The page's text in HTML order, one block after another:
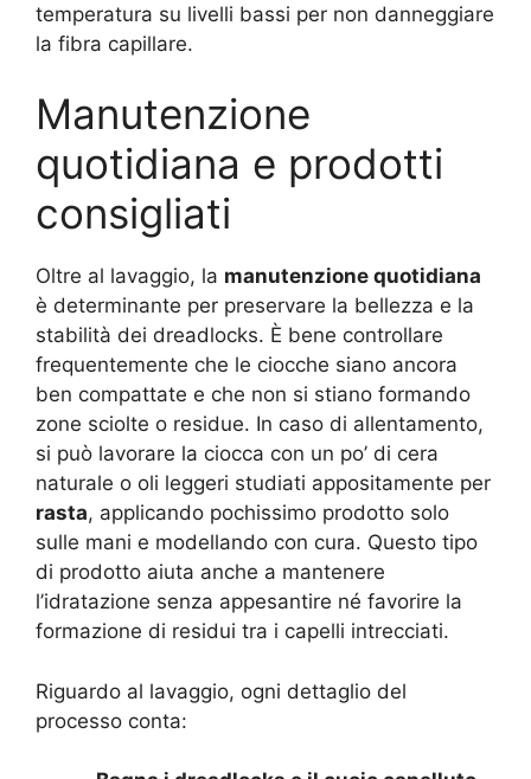
temperatura su livelli bassi per non danneggiare
la fibra capillare.
Manutenzione
quotidiana e prodotti
consigliati
Oltre al lavaggio, la manutenzione quotidiana
è determinante per preservare la bellezza e la
stabilità dei dreadlocks. È bene controllare
frequentemente che le ciocche siano ancora
ben compattate e che non si stiano formando
zone sciolte o residue. In caso di allentamento,
si può lavorare la ciocca con un po’ di cera
naturale o oli leggeri studiati appositamente per
rasta, applicando pochissimo prodotto solo
sulle mani e modellando con cura. Questo tipo
di prodotto aiuta anche a mantenere
l’idratazione senza appesantire né favorire la
formazione di residui tra i capelli intrecciati.
Riguardo al lavaggio, ogni dettaglio del
processo conta: